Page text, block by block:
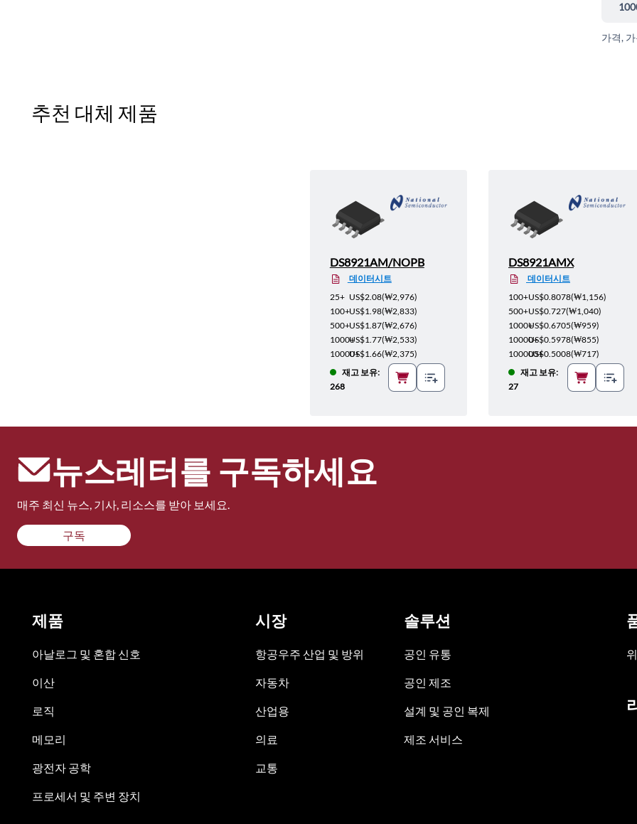
가격,
추천 대체 제품
DS8921AM/NOPB
데이터시트
25+ US$2.08(₩2,976)
100+US$1.98(₩2,833)
500+US$1.87(₩2,676)
1000+US$1.77(₩2,533)
10000+US$1.66(₩2,375)
재고 보유:
268
DS8921AMX
데이터시트
100+US$0.8078(₩1,156)
500+US$0.727(₩1,040)
1000+US$0.6705(₩959)
10000+US$0.5978(₩855)
100000+US$0.5008(₩717)
재고 보유:
27
뉴스레터를 구독하세요
매주 최신 뉴스, 기사, 리소스를 받아 보세요.
구독
제품
아날로그 및 혼합 신호
이산
로직
메모리
광전자 공학
프로세서 및 주변 장치
시장
항공우주 산업 및 방위
자동차
산업용
의료
교통
솔루션
공인 유통
공인 제조
설계 및 공인 복제
제조 서비스